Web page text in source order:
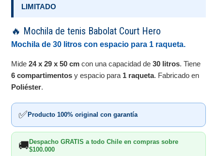
LIMITADO
🔥 Mochila de tenis Babolat Court Hero
Mochila de 30 litros con espacio para 1 raqueta.
Mide24 x 29 x 50 cm con una capacidad de30 litros. Tiene
6 compartimentos y espacio para 1 raqueta. Fabricado en
Poliéster.
✅Producto 100% original con garantía
🚚Despacho GRATIS a todo Chile en compras sobre
$100.000